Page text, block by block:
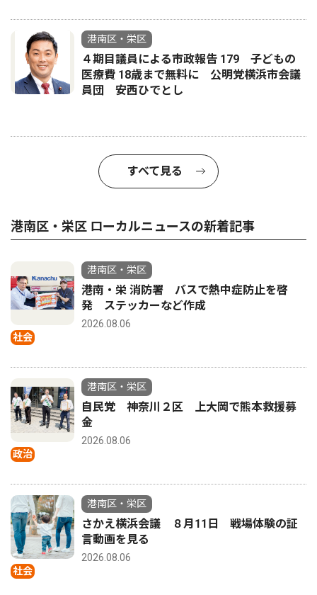
港南区・栄区
４期目議員による市政報告 179 子どもの
医療費 18歳まで無料に 公明党横浜市会議
員団 安西ひでとし
すべて見る
港南区・栄区 ローカルニュースの新着記事
社会
港南区・栄区
港南・栄 消防署 バスで熱中症防止を啓
発 ステッカーなど作成
2026.08.06
政治
港南区・栄区
自民党 神奈川２区 上大岡で熊本救援募
金
2026.08.06
社会
港南区・栄区
さかえ横浜会議 ８月11日 戦場体験の証
言動画を見る
2026.08.06